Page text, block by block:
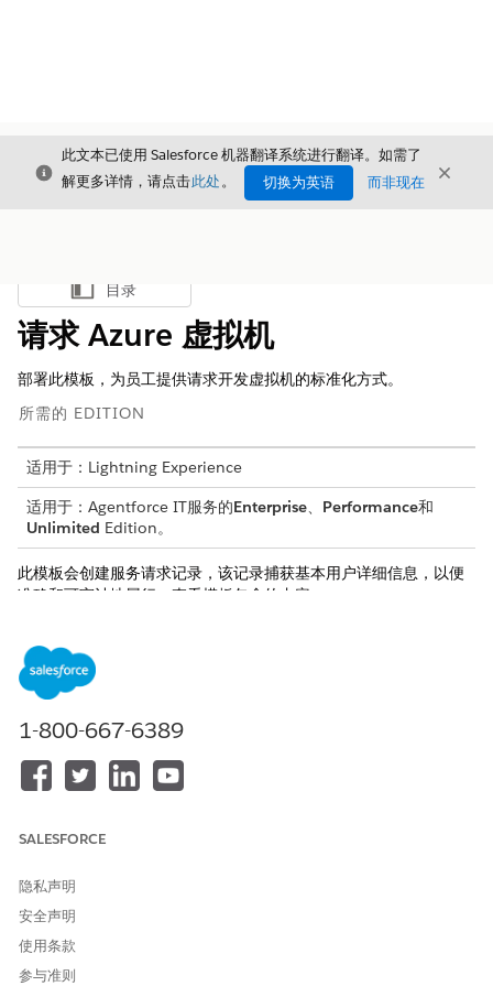
关闭
此文本已使用 Salesforce 机器翻译系统进行翻译。如需了
解更多详情，请点击此处。 切换为英语 而非现在 关闭
显示目录
目录
请求 Azure 虚拟机
部署此模板，为员工提供请求开发虚拟机的标准化方式。
所需的 EDITION
适用于：Lightning Experience
适用于：Agentforce IT服务的Enterprise、 Performance和
Unlimited Edition。
此模板会创建服务请求记录，该记录捕获基本用户详细信息，以便
准确和可审计地履行。查看模板包含的内容。
接收属性
此模板的接收表单从员工那里获取这些详细信息：
虚拟机大小：虚拟机的计算容量大小。
图像发布者：虚拟机映像的发布者。
图像优惠：选定发布者的特定图像报价。
虚拟机名称：分配给虚拟机的唯一名称。
子网：虚拟网络中的特定子网名称。
网络接口名称：与虚拟机关联的网络接口的名称。
管理员用户名：虚拟机管理员帐户的用户名。
管理员密码：虚拟机管理员帐户的密码。
1-800-667-6389
SALESFORCE
隐私声明
安全声明
使用条款
参与准则